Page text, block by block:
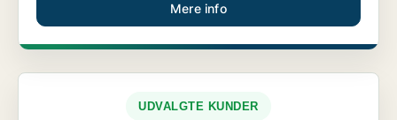
Mere info
UDVALGTE KUNDER